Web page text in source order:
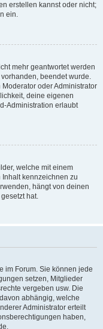
erstellen kannst oder nicht;
ein.
mehr geantwortet werden
beendet wurde.
oder Administrator
deine eigenen
Administration erlaubt
welche mit einem
kennzeichnen zu
hängt von deinen
hat.
im Forum. Sie können jede
setzen, Mitglieder
vergeben usw. Die
abhängig, welche
Administrator erteilt
haben,